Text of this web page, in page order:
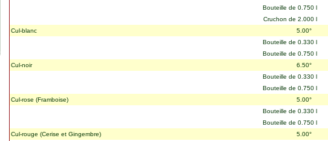
Bouteille de 0.750 l
Cruchon de 2.000 l
Cul-blanc
5.00°
Bouteille de 0.330 l
Bouteille de 0.750 l
Cul-noir
6.50°
Bouteille de 0.330 l
Bouteille de 0.750 l
Cul-rose (Framboise)
5.00°
Bouteille de 0.330 l
Bouteille de 0.750 l
Cul-rouge (Cerise et Gingembre)
5.00°